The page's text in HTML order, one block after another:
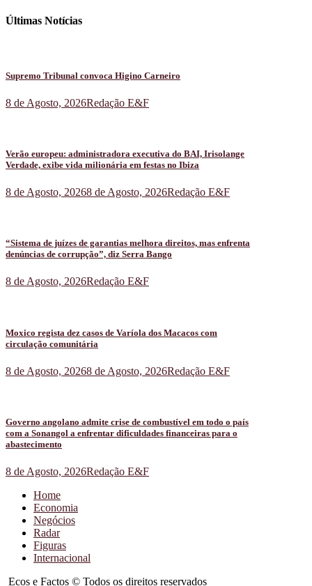
Últimas Notícias
Supremo Tribunal convoca Higino Carneiro
8 de Agosto, 2026Redação E&F
Verão europeu: administradora executiva do BAI, Irisolange
Verdade, exibe vida milionária em festas no Ibiza
8 de Agosto, 20268 de Agosto, 2026Redação E&F
“Sistema de juízes de garantias melhora direitos, mas enfrenta
denúncias de corrupção”, diz Serra Bango
8 de Agosto, 2026Redação E&F
Moxico regista dez casos de Varíola dos Macacos com
circulação comunitária
8 de Agosto, 20268 de Agosto, 2026Redação E&F
Governo angolano admite crise de combustível em todo o país
com a Sonangol a enfrentar dificuldades financeiras para o
abastecimento
8 de Agosto, 2026Redação E&F
Home
Economia
Negócios
Radar
Figuras
Internacional
Ecos e Factos © Todos os direitos reservados